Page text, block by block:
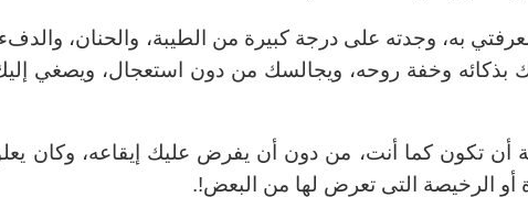
به، وجدته على درجة كبيرة من الطيبة، والحنان،
بذكائه وخفة روحه، ويجالسك من دون استعجال، ويصغي
أن تكون كما أنت، من دون أن يفرض عليك إيقاعه، وكان
أو الرخيصة التى تعرض لها من البعض!.